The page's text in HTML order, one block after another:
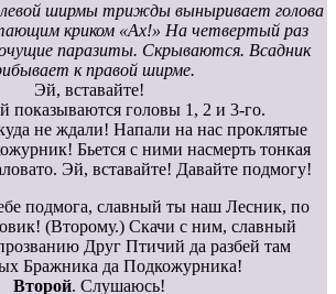
ширмы трижды выныривает голова
криком «Ах!» На четвертый раз
паразиты. Скрываются. Всадник
к правой ширме.
Эй, вставайте!
показываются головы 1, 2 и 3-го.
не ждали! Напали на нас проклятые
Бьется с ними насмерть тонкая
Эй, вставайте! Давайте подмогу!
подмога, славный ты наш Лесник, по
(Второму.) Скачи с ним, славный
Друг Птичий да разбей там
Бражника да Подкожурника!
Второй. Слушаюсь!